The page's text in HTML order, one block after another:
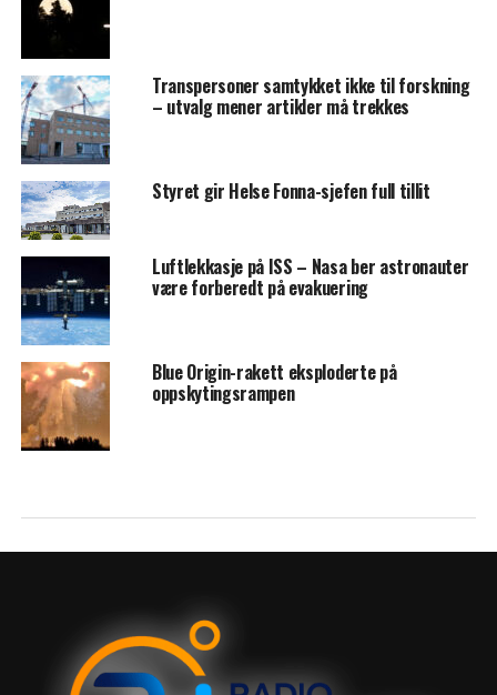
Transpersoner samtykket ikke til forskning
– utvalg mener artikler må trekkes
Styret gir Helse Fonna-sjefen full tillit
Luftlekkasje på ISS – Nasa ber astronauter
være forberedt på evakuering
Blue Origin-rakett eksploderte på
oppskytingsrampen